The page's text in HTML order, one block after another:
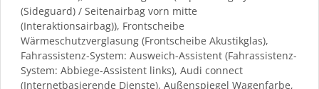
(Sideguard) / Seitenairbag vorn mitte
(Interaktionsairbag)), Frontscheibe
Wärmeschutzverglasung (Frontscheibe Akustikglas),
Fahrassistenz-System: Ausweich-Assistent (Fahrassistenz-
System: Abbiege-Assistent links), Audi connect
(Internetbasierende Dienste), Außenspiegel Wagenfarbe,